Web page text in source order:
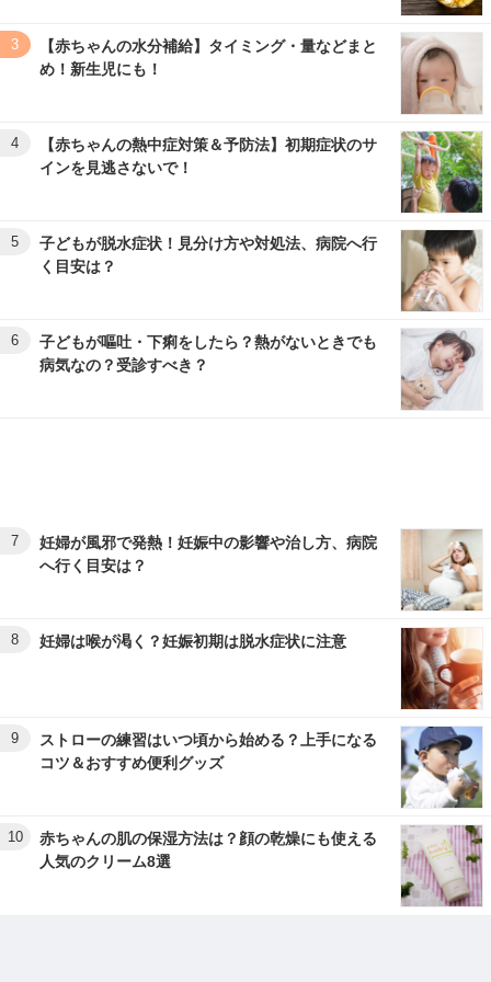
3
【赤ちゃんの水分補給】タイミング・量などまと
め！新生児にも！
4
【赤ちゃんの熱中症対策＆予防法】初期症状のサ
インを見逃さないで！
5
子どもが脱水症状！見分け方や対処法、病院へ行
く目安は？
6
子どもが嘔吐・下痢をしたら？熱がないときでも
病気なの？受診すべき？
7
妊婦が風邪で発熱！妊娠中の影響や治し方、病院
へ行く目安は？
8 妊婦は喉が渇く？妊娠初期は脱水症状に注意
9
ストローの練習はいつ頃から始める？上手になる
コツ＆おすすめ便利グッズ
10
赤ちゃんの肌の保湿方法は？顔の乾燥にも使える
人気のクリーム8選